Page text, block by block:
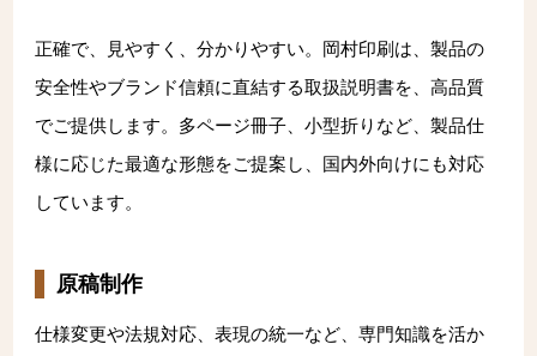
正確で、見やすく、分かりやすい。岡村印刷は、製品の
安全性やブランド信頼に直結する取扱説明書を、高品質
でご提供します。多ページ冊子、小型折りなど、製品仕
様に応じた最適な形態をご提案し、国内外向けにも対応
しています。
原稿制作
仕様変更や法規対応、表現の統一など、専門知識を活か